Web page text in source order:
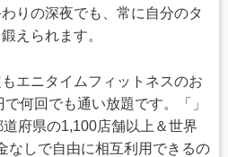
りの深夜でも、常に自分のタ
えられます。
エニタイムフィットネスのお
何回でも通い放題です。「」
府県の1,100店舗以上＆世界
なしで自由に相互利用できるの